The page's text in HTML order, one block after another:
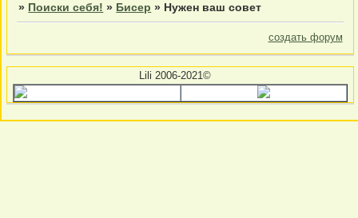
» Поиски себя! » Бисер » Нужен ваш совет
создать форум
Lili 2006-2021©